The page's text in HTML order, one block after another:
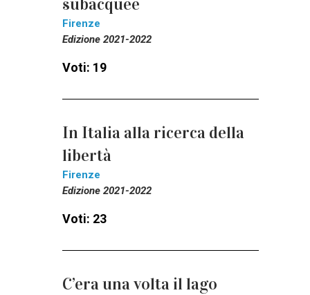
Firenze
Edizione 2021-2022
Voti: 19
In Italia alla ricerca della
libertà
Firenze
Edizione 2021-2022
Voti: 23
C’era una volta il lago